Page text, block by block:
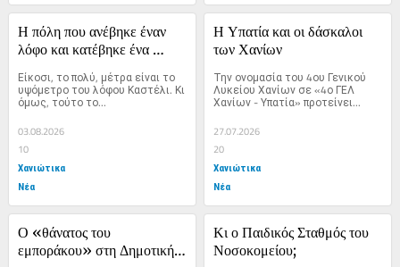
Η πόλη που ανέβηκε έναν
λόφο και κατέβηκε ένα
Είκοσι, το πολύ, μέτρα είναι το
υψόμετρο του λόφου Καστέλι. Κι
όμως, τούτο το...
03.08.2026
10
Χανιώτικα
Νέα
Η Υπατία και οι δάσκαλοι
των Χανίων
Την ονομασία του 4ου Γενικού
Λυκείου Χανίων σε «4ο ΓΕΛ
Χανίων - Υπατία» προτείνει...
27.07.2026
20
Χανιώτικα
Νέα
Ο «θάνατος του
εμποράκου» στη Δημοτική
Κι ο Παιδικός Σταθμός του
Νοσοκομείου;